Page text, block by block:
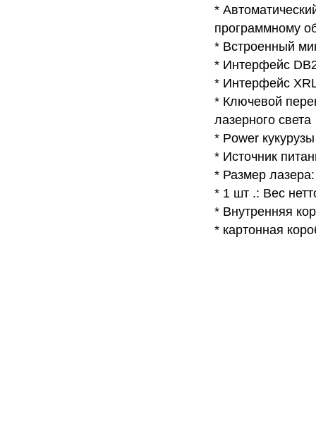
*
программному
* Встроенный
* Интерфейс
* Интерфейс
* Ключевой
лазерного света
* Power
* Источник
* Размер
* 1 шт .: Вес
* Внутренняя
* картонная